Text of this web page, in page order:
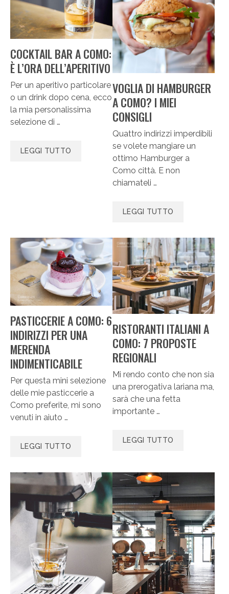
COCKTAIL BAR A COMO:
È L’ORA DELL’APERITIVO
Per un aperitivo particolare
o un drink dopo cena, ecco
la mia personalissima
selezione di …
LEGGI TUTTO
VOGLIA DI HAMBURGER
A COMO? I MIEI
CONSIGLI
Quattro indirizzi imperdibili
se volete mangiare un
ottimo Hamburger a
Como città. E non
chiamateli …
LEGGI TUTTO
PASTICCERIE A COMO: 6
INDIRIZZI PER UNA
MERENDA
INDIMENTICABILE
Per questa mini selezione
delle mie pasticcerie a
Como preferite, mi sono
venuti in aiuto …
LEGGI TUTTO
RISTORANTI ITALIANI A
COMO: 7 PROPOSTE
REGIONALI
Mi rendo conto che non sia
una prerogativa lariana ma,
sarà che una fetta
importante …
LEGGI TUTTO